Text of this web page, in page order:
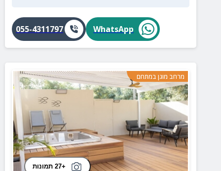
WhatsApp
055-4311797
מרחב מוגן במתחם
+27 תמונות